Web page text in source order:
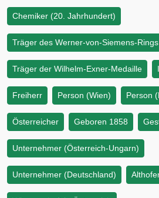
Chemiker (20. Jahrhundert)
Träger des Werner-von-Siemens-Rings
Träger der Wilhelm-Exner-Medaille
Freiherr Person (Wien) Person
Österreicher Geboren 1858
Unternehmer (Österreich-Ungarn)
Unternehmer (Deutschland)